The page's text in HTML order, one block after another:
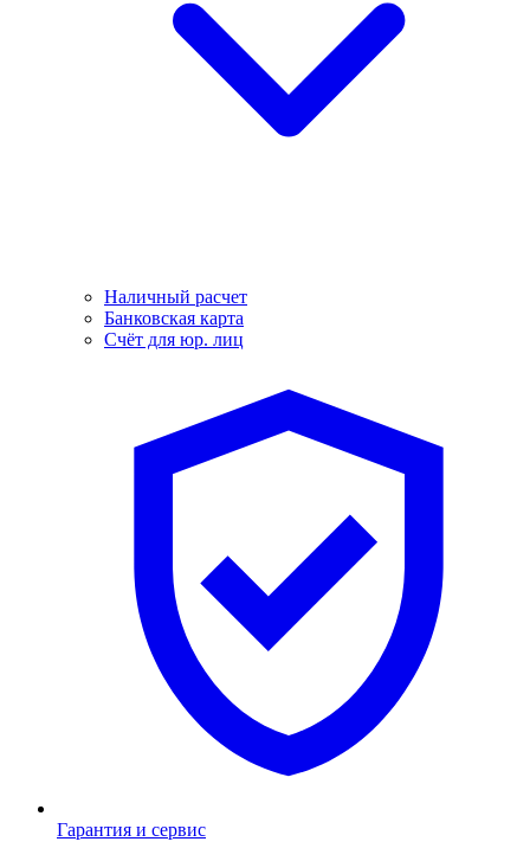
Наличный расчет
Банковская карта
Счёт для юр. лиц
Гарантия и сервис